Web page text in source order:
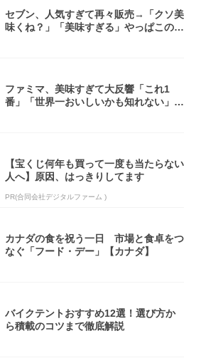
セブン、人気すぎて再々販売→「クソ美
味くね？」「美味すぎる」やっぱこのク
ファミマ、美味すぎて大反響「これ1
番」「世界一おいしいかも知れない」
【宝くじ何年も買って一度も当たらない
人へ】原因、はっきりしてます
PR(合同会社デジタルファーム )
カナダの食を祝う一日 市場と食卓をつ
なぐ「フード・デー」【カナダ】
バイクテントおすすめ12選！選び方か
ら積載のコツまで徹底解説